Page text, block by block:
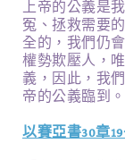
上帝的公義是
冤、拯救需要
全的，我們仍
權勢欺壓人，
義，因此，我
帝的公義臨到。
以賽亞書30章